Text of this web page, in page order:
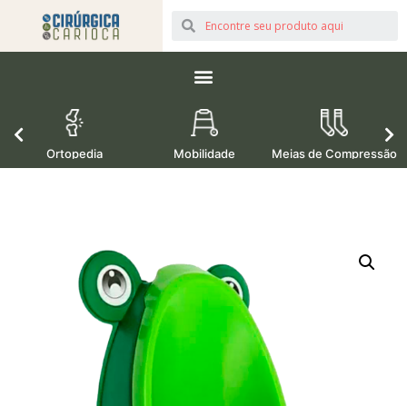
Ortopedia Mobilidade Meias de Compressão